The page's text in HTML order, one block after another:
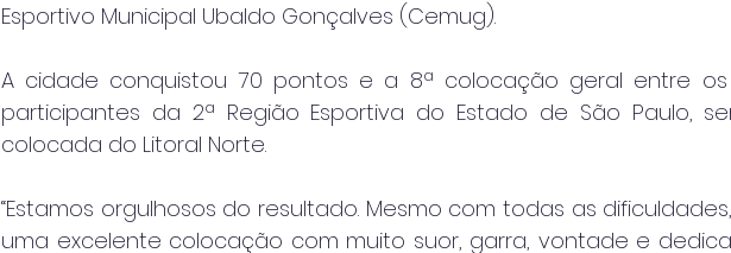
Esportivo Municipal Ubaldo Gonçalves (Cemug).
A cidade conquistou 70 pontos e a 8ª colocação geral entre os
participantes da 2ª Região Esportiva do Estado de São Paulo,
colocada do Litoral Norte.
“Estamos orgulhosos do resultado. Mesmo com todas as
uma excelente colocação com muito suor, garra, vontade e